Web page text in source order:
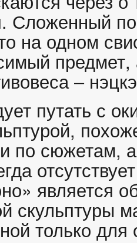
Сложенный
на одном
–
путать с
по сюжетам,
является
скульптуры
только